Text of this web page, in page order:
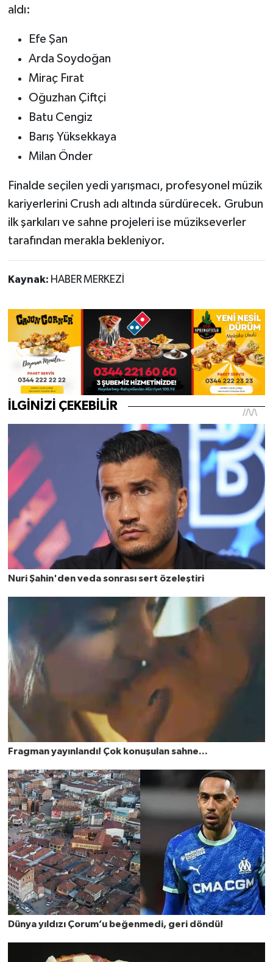
aldı:
Efe Şan
Arda Soydoğan
Miraç Fırat
Oğuzhan Çiftçi
Batu Cengiz
Barış Yüksekkaya
Milan Önder
Finalde seçilen yedi yarışmacı, profesyonel müzik
kariyerlerini Crush adı altında sürdürecek. Grubun
ilk şarkıları ve sahne projeleri ise müzikseverler
tarafından merakla bekleniyor.
Kaynak: HABER MERKEZİ